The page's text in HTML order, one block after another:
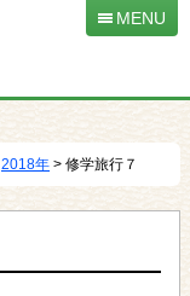
MENU
2018年 > 修学旅行７